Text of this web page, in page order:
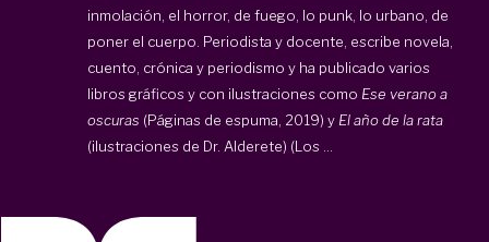
inmolación, el horror, de fuego, lo punk, lo urbano, de
poner el cuerpo. Periodista y docente, escribe novela,
cuento, crónica y periodismo y ha publicado varios
libros gráficos y con ilustraciones como Ese verano a
oscuras (Páginas de espuma, 2019) y El año de la rata
(ilustraciones de Dr. Alderete) (Los ...